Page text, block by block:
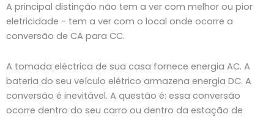
A principal distinção não tem a ver com melhor ou pior
eletricidade - tem a ver com o local onde ocorre a
conversão de CA para CC.
A tomada eléctrica de sua casa fornece energia AC. A
bateria do seu veículo elétrico armazena energia DC. A
conversão é inevitável. A questão é: essa conversão
ocorre dentro do seu carro ou dentro da estação de